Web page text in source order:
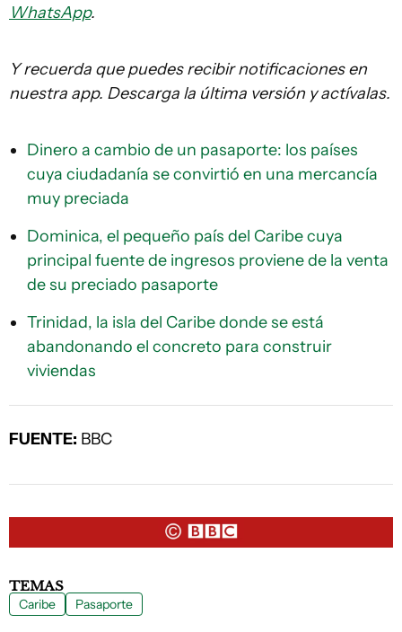
WhatsApp.
Y recuerda que puedes recibir notificaciones en
nuestra app. Descarga la última versión y actívalas.
Dinero a cambio de un pasaporte: los países
cuya ciudadanía se convirtió en una mercancía
muy preciada
Dominica, el pequeño país del Caribe cuya
principal fuente de ingresos proviene de la venta
de su preciado pasaporte
Trinidad, la isla del Caribe donde se está
abandonando el concreto para construir
viviendas
FUENTE: BBC
TEMAS
Caribe Pasaporte